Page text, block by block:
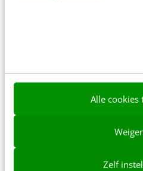
Alle cookies
Zelf
Over ons
Werken bij